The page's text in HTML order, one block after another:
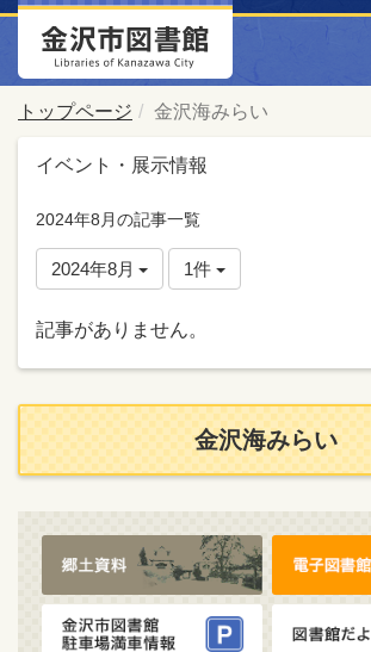
トップページ 金沢海みらい
イベント・展示情報
2024年8月の記事一覧
2024年8月 1件
記事がありません。
金沢海みらい